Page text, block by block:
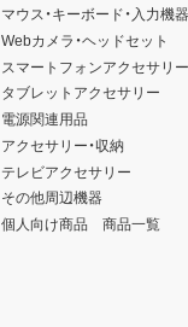
マウス・キーボード・入力機器
Webカメラ・ヘッドセット
スマートフォンアクセサリー
タブレットアクセサリー
電源関連用品
アクセサリー・収納
テレビアクセサリー
その他周辺機器
個人向け商品 商品一覧